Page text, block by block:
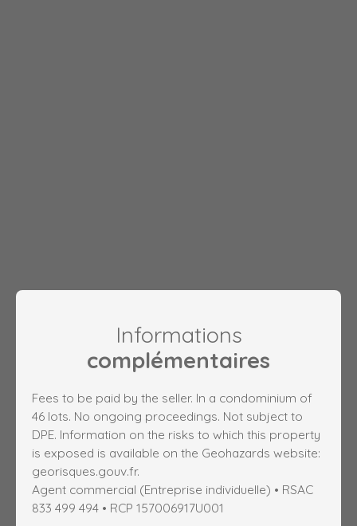
Informations
complémentaires
Fees to be paid by the seller. In a condominium of
46 lots. No ongoing proceedings. Not subject to
DPE. Information on the risks to which this property
is exposed is available on the Geohazards website:
georisques.gouv.fr.
Agent commercial (Entreprise individuelle) • RSAC
833 499 494 • RCP 157006917U001